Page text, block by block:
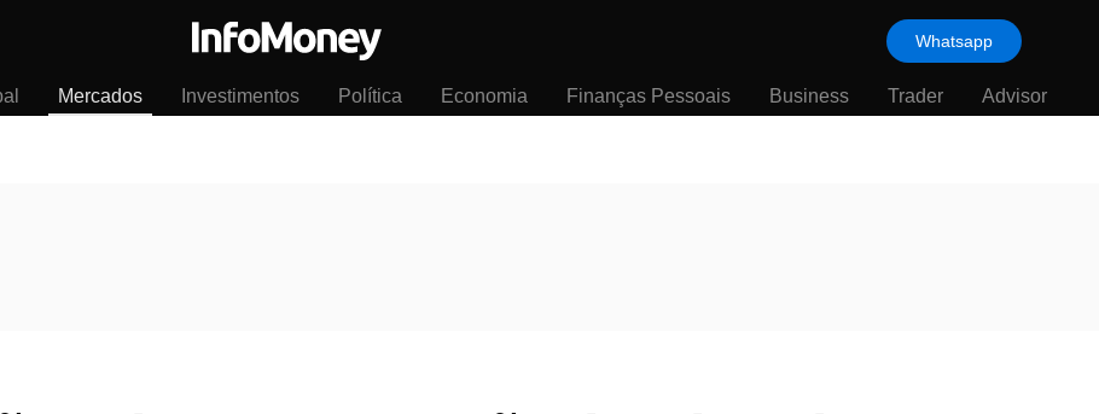
Whatsapp
Mercados Investimentos Política Economia Finanças Pessoais Business Trader Advisor